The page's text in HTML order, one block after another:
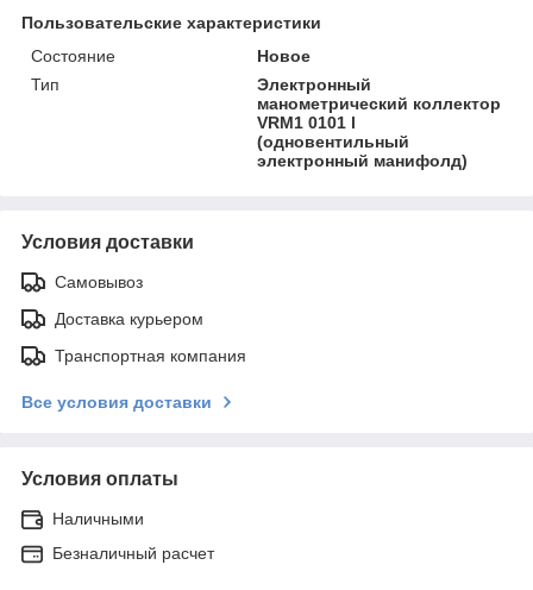
Пользовательские характеристики
Состояние
Новое
Тип
Электронный
манометрический коллектор
VRM1 0101 l
(одновентильный
электронный манифолд)
Условия доставки
Самовывоз
Доставка курьером
Транспортная компания
Все условия доставки
Условия оплаты
Наличными
Безналичный расчет